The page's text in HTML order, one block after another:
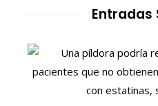
Entradas